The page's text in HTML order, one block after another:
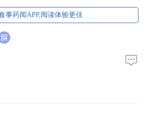
事药闻APP,阅读体验更佳